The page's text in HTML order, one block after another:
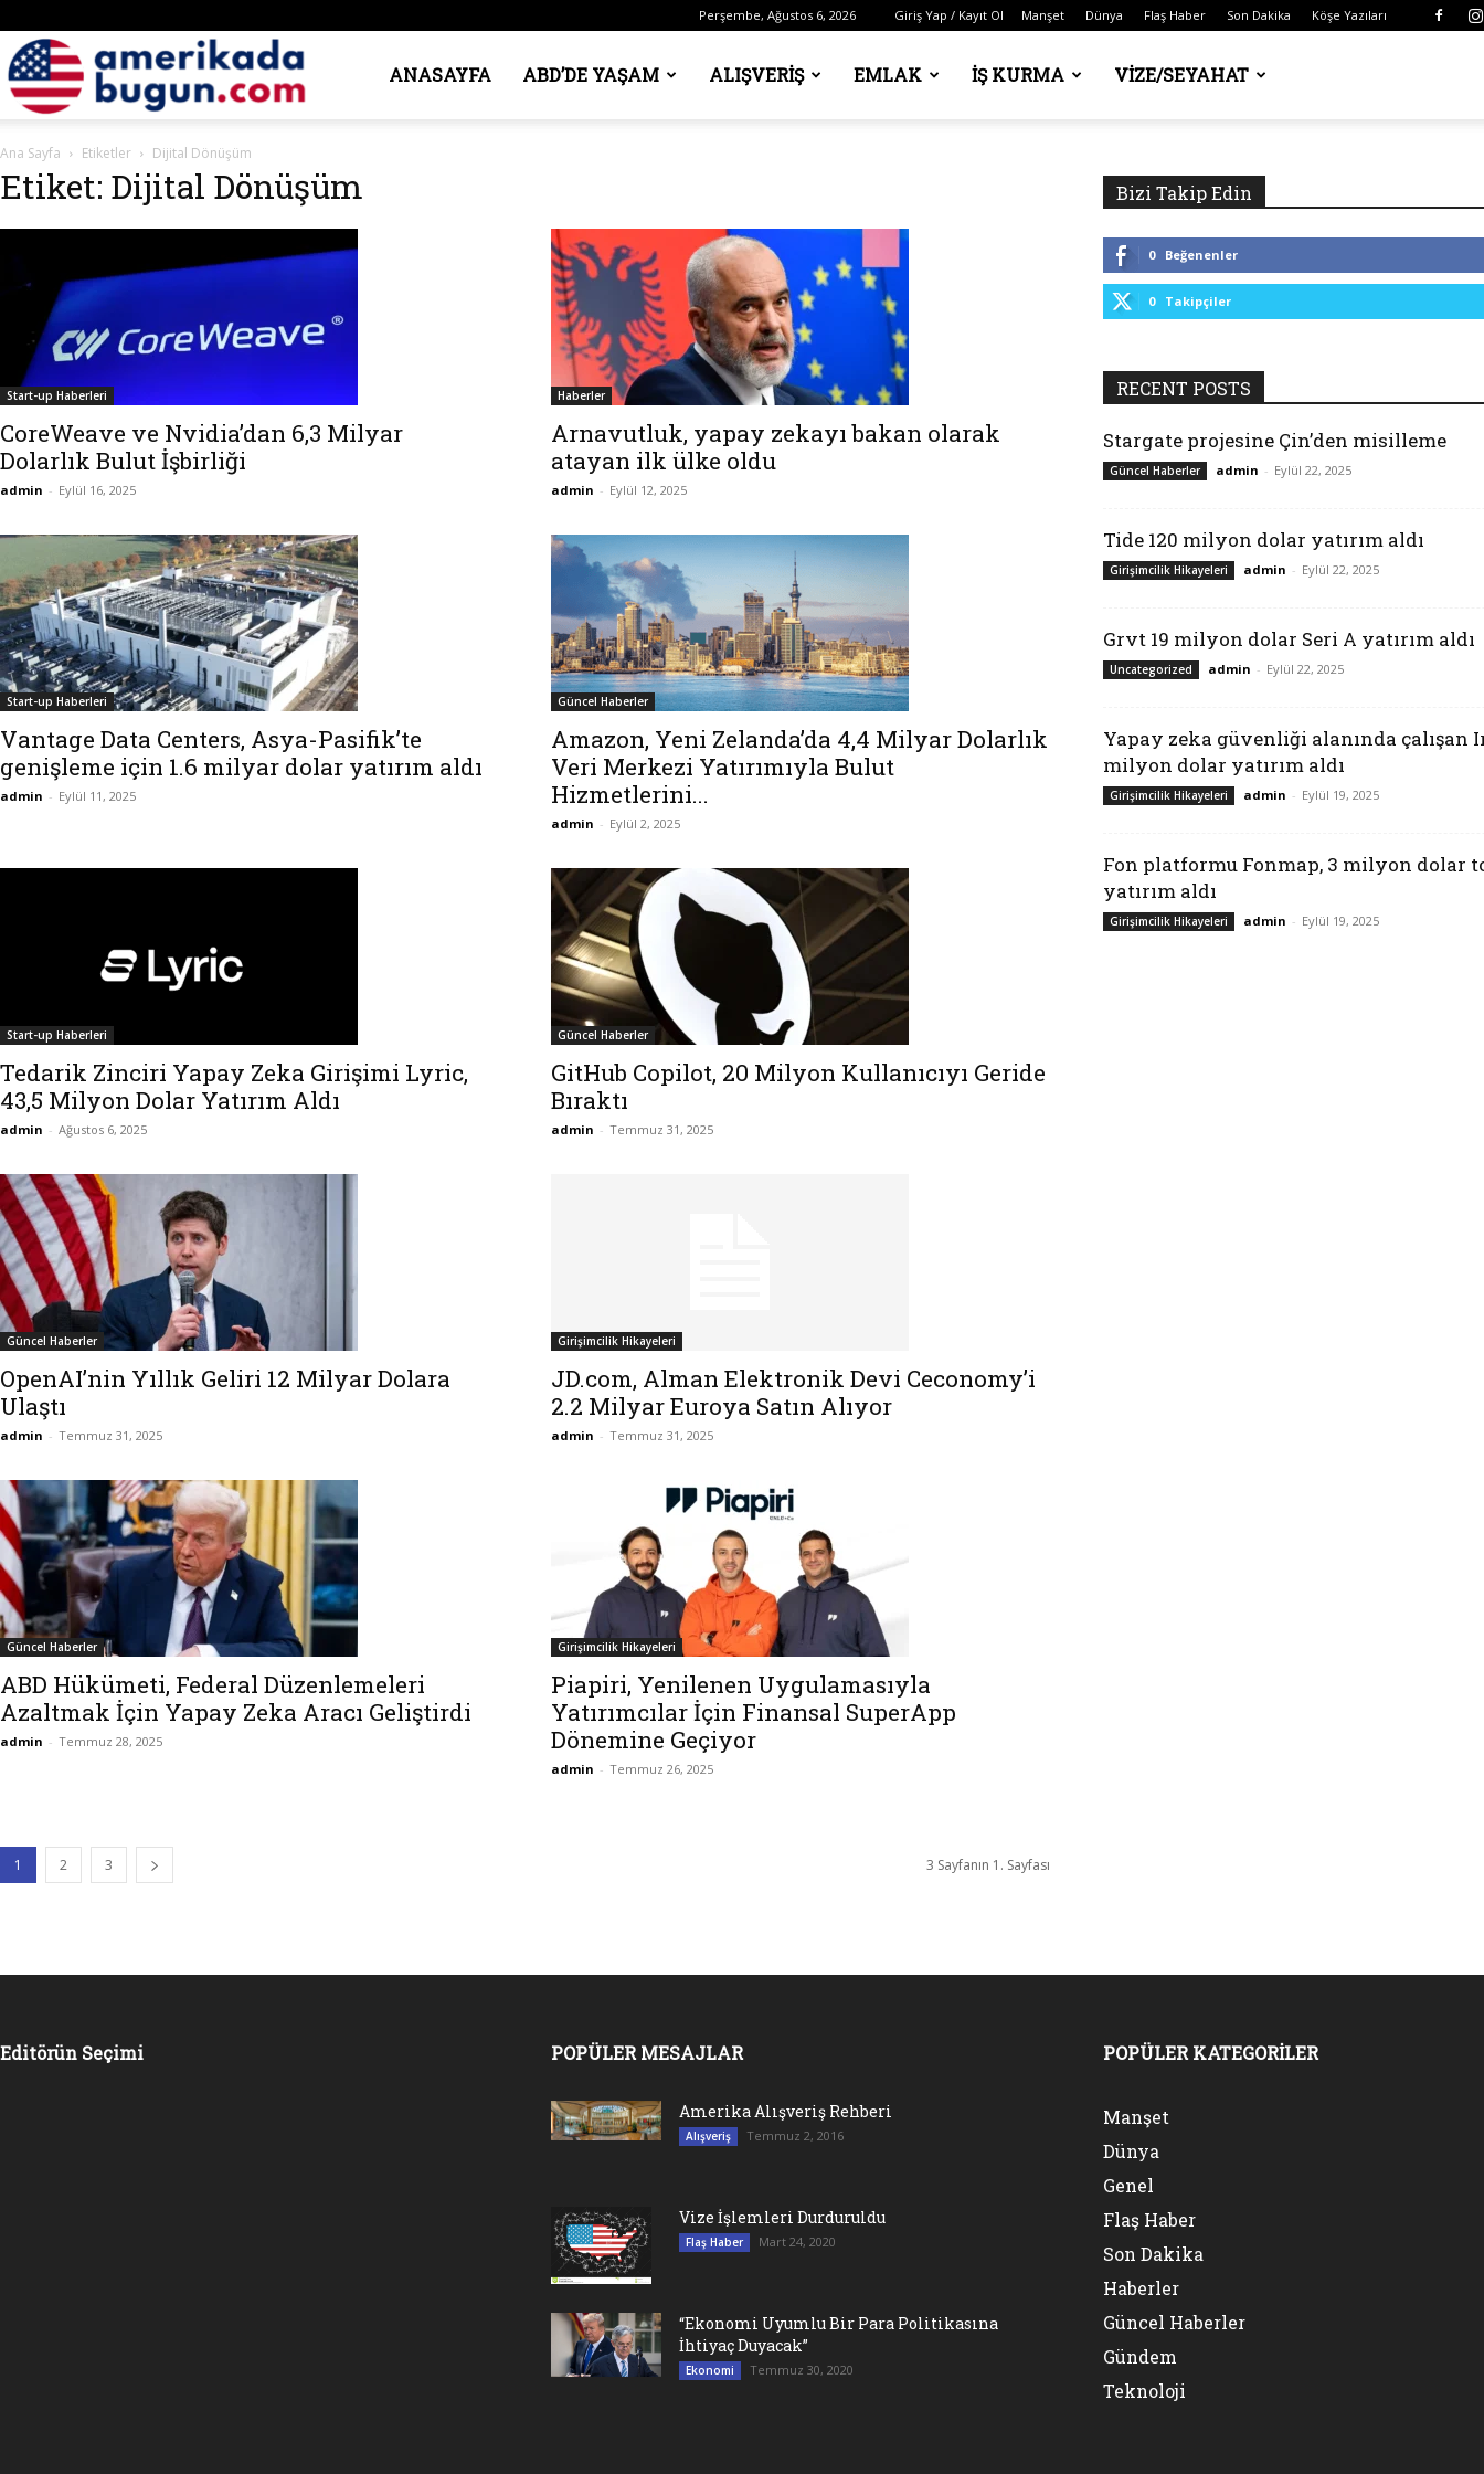
Perşembe, Ağustos 6, 2026 Giriş Yap / Kayıt Ol Manşet Dünya Flaş Haber Son Dakika Köşe Yazıları
Amerika’daANASAYFA ABD’DE YAŞAM ALIŞVERIŞ EMLAK İŞ KURMA VIZE/SEYAHAT
Ana Sayfa Etiketler Dijital Dönüşüm
Etiket: Dijital Dönüşüm
Start-up Haberleri
CoreWeave ve Nvidia’dan 6,3 Milyar
Dolarlık Bulut İşbirliği
admin - Eylül 16, 2025
Haberler
Arnavutluk, yapay zekayı bakan olarak
atayan ilk ülke oldu
admin - Eylül 12, 2025
Start-up Haberleri
Vantage Data Centers, Asya-Pasifik’te
genişleme için 1.6 milyar dolar yatırım aldı
admin - Eylül 11, 2025
Güncel Haberler
Amazon, Yeni Zelanda’da 4,4 Milyar Dolarlık
Veri Merkezi Yatırımıyla Bulut
Hizmetlerini...
admin - Eylül 2, 2025
Start-up Haberleri
Tedarik Zinciri Yapay Zeka Girişimi Lyric,
43,5 Milyon Dolar Yatırım Aldı
admin - Ağustos 6, 2025
Güncel Haberler
GitHub Copilot, 20 Milyon Kullanıcıyı Geride
Bıraktı
admin - Temmuz 31, 2025
Güncel Haberler
OpenAI’nin Yıllık Geliri 12 Milyar Dolara
Ulaştı
admin - Temmuz 31, 2025
Girişimcilik Hikayeleri
JD.com, Alman Elektronik Devi Ceconomy’i
2.2 Milyar Euroya Satın Alıyor
admin - Temmuz 31, 2025
Güncel Haberler
ABD Hükümeti, Federal Düzenlemeleri
Azaltmak İçin Yapay Zeka Aracı Geliştirdi
admin - Temmuz 28, 2025
Girişimcilik Hikayeleri
Piapiri, Yenilenen Uygulamasıyla
Yatırımcılar İçin Finansal SuperApp
Dönemine Geçiyor
admin - Temmuz 26, 2025
1 2 3 3 Sayfanın 1. Sayfası
Bizi Takip Edin
0 Beğenenler
0 Takipçiler
RECENT POSTS
Stargate projesine Çin’den misilleme
Güncel Haberler admin - Eylül 22, 2025
Tide 120 milyon dolar yatırım aldı
Girişimcilik Hikayeleri admin - Eylül 22, 2025
Grvt 19 milyon dolar Seri A yatırım aldı
Uncategorized admin - Eylül 22, 2025
Yapay zeka güvenliği alanında çalışan
milyon dolar yatırım aldı
Girişimcilik Hikayeleri admin - Eylül 19, 2025
Fon platformu Fonmap, 3 milyon dolar
yatırım aldı
Girişimcilik Hikayeleri admin - Eylül 19, 2025
Editörün Seçimi POPÜLER MESAJLAR
Amerika Alışveriş Rehberi
Alışveriş Temmuz 2, 2016
Vize İşlemleri Durduruldu
Flaş Haber Mart 24, 2020
“Ekonomi Uyumlu Bir Para Politikasına
İhtiyaç Duyacak”
Ekonomi Temmuz 30, 2020
POPÜLER KATEGORİLER
Manşet
Dünya
Genel
Flaş Haber
Son Dakika
Haberler
Güncel Haberler
Gündem
Teknoloji